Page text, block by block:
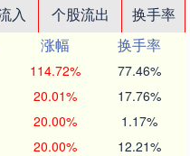
入 个股流出
换手率
涨幅
换手率
114.72% 77.46%
20.01% 17.76%
20.00% 1.17%
20.00% 12.21%